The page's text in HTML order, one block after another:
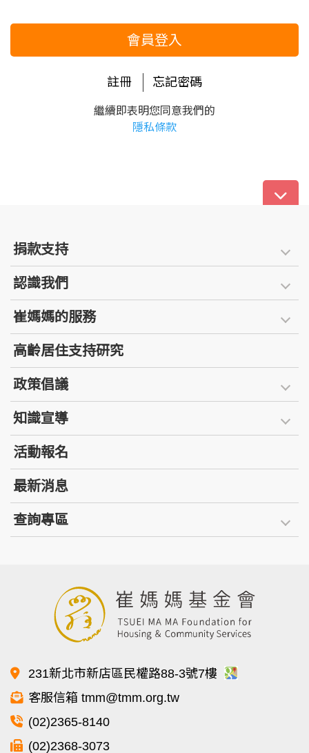
會員登入
註冊 忘記密碼
繼續即表明您同意我們的
隱私條款
捐款支持
認識我們
崔媽媽的服務
高齡居住支持研究
政策倡議
知識宣導
活動報名
最新消息
查詢專區
231新北市新店區民權路88-3號7樓
客服信箱 tmm@tmm.org.tw
(02)2365-8140
(02)2368-3073